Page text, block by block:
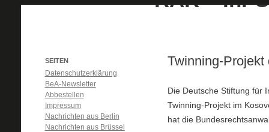
Twinning-
Die Deutsche Stiftung für
Twinning-Projekt im
hat die
SEITEN
Datenschutzerklärung
BeA-Newsletter
Abbestellen
Impressum
Nachrichten aus Berlin
Nachrichten aus Brüssel